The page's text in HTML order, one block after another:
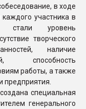
в ходе
участника в
стали уровень
творческого
наличие
способность
работы, а также
предприятия.
специальная
генерального